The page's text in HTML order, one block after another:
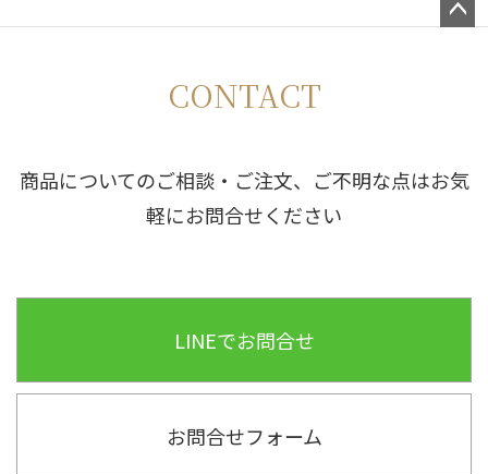
CONTACT
商品についてのご相談・ご注文、ご不明な点はお気
軽にお問合せください
LINEでお問合せ
お問合せフォーム